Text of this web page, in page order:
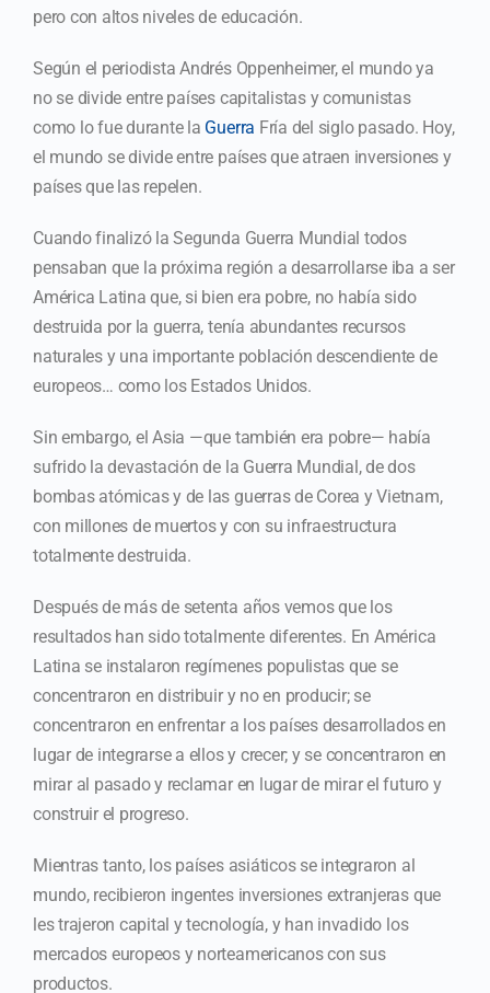
pero con altos niveles de educación.
Según el periodista Andrés Oppenheimer, el mundo ya
no se divide entre países capitalistas y comunistas
como lo fue durante la Guerra Fría del siglo pasado. Hoy,
el mundo se divide entre países que atraen inversiones y
países que las repelen.
Cuando finalizó la Segunda Guerra Mundial todos
pensaban que la próxima región a desarrollarse iba a ser
América Latina que, si bien era pobre, no había sido
destruida por la guerra, tenía abundantes recursos
naturales y una importante población descendiente de
europeos… como los Estados Unidos.
Sin embargo, el Asia —que también era pobre— había
sufrido la devastación de la Guerra Mundial, de dos
bombas atómicas y de las guerras de Corea y Vietnam,
con millones de muertos y con su infraestructura
totalmente destruida.
Después de más de setenta años vemos que los
resultados han sido totalmente diferentes. En América
Latina se instalaron regímenes populistas que se
concentraron en distribuir y no en producir; se
concentraron en enfrentar a los países desarrollados en
lugar de integrarse a ellos y crecer; y se concentraron en
mirar al pasado y reclamar en lugar de mirar el futuro y
construir el progreso.
Mientras tanto, los países asiáticos se integraron al
mundo, recibieron ingentes inversiones extranjeras que
les trajeron capital y tecnología, y han invadido los
mercados europeos y norteamericanos con sus
productos.